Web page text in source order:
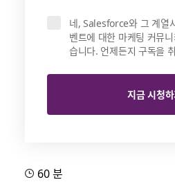
네, Salesforce와 그 계열
벤트에 대한 마케팅 커뮤
습니다. 언제든지 구독을
지금 시청
60 분